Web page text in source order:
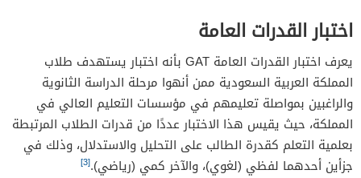
اختبار القدرات العامة
يعرف اختبار القدرات العامة GAT بأنه اختبار يستهدف طلاب
المملكة العربية السعودية ممن أنهوا مرحلة الدراسة الثانوية
والراغبين بمواصلة تعليمهم في مؤسسات التعليم العالي في
المملكة، حيث يقيس هذا الاختبار عددًا من قدرات الطلاب المرتبطة
بعلمية التعلم كقدرة الطالب على التحليل والاستدلال، وذلك في
جزأين أحدهما لفظي (لغوي)، والآخر كمي (رياضي).[3]